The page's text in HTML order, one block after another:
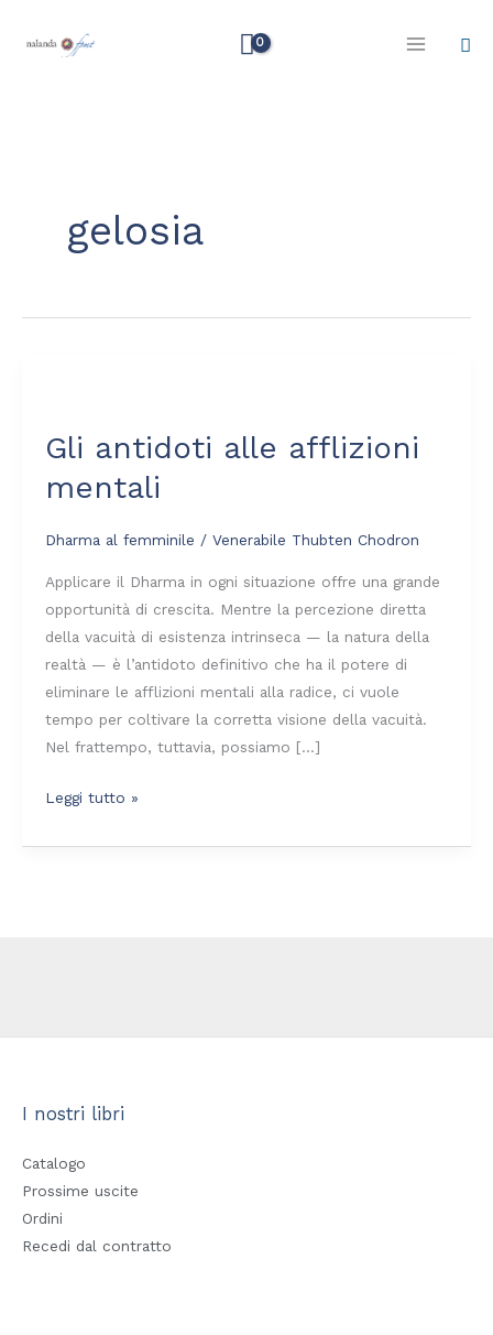
gelosia
Gli antidoti alle afflizioni
mentali
Dharma al femminile / Venerabile Thubten Chodron
Applicare il Dharma in ogni situazione offre una grande
opportunità di crescita. Mentre la percezione diretta
della vacuità di esistenza intrinseca — la natura della
realtà — è l’antidoto definitivo che ha il potere di
eliminare le afflizioni mentali alla radice, ci vuole
tempo per coltivare la corretta visione della vacuità.
Nel frattempo, tuttavia, possiamo […]
alle
mentali
Leggi tutto »
I nostri libri
Catalogo
Prossime uscite
Ordini
Recedi dal contratto